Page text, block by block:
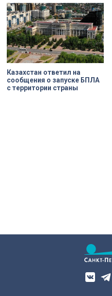
Казахстан ответил на
сообщения о запуске БПЛА
с территории страны